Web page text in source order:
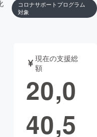
ゲーム・サ
書籍・雑誌
コロナサポートプログラム
対象
現在の支援総
額
20,0
40,5